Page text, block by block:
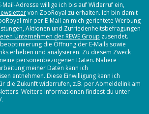
Mail-Adresse willige ich bis auf Widerruf ein,
von ZooRoyal zu erhalten. Ich bin damit
mir per E-Mail an mich gerichtete Werbung
Aktionen und Zufriedenheitsbefragungen
Unternehmen der REWE Group zusendet.
die Öffnung der E-Mails sowie
erheben und analysieren. Zu diesem Zweck
personenbezogenen Daten. Nähere
meiner Daten kann ich
entnehmen. Diese Einwilligung kann ich
die Zukunft widerrufen, z.B. per Abmeldelink am
Weitere Informationen findest du unter